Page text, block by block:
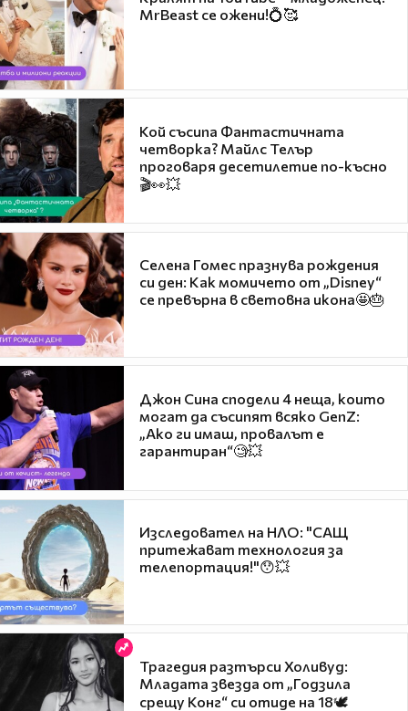
MrBeast се ожени!💍🥰
Кой съсипа Фантастичната
четворка? Майлс Телър
проговаря десетилетие по-късно
🎬👀💥
Селена Гомес празнува рождения
си ден: Как момичето от „Disney“
се превърна в световна икона🤩🎂
Джон Сина сподели 4 неща, които
могат да съсипят всяко GenZ:
„Ако ги имаш, провалът е
гарантиран“🧐💥
Изследовател на НЛО: "САЩ
притежават технология за
телепортация!"😯💥
Трагедия разтърси Холивуд:
Младата звезда от „Годзила
срещу Конг“ си отиде на 18🕊️